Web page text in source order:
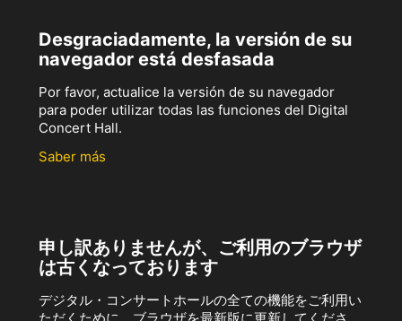
Desgraciadamente, la versión de su
navegador está desfasada
Por favor, actualice la versión de su navegador
para poder utilizar todas las funciones del Digital
Concert Hall.
Saber más
申し訳ありませんが、ご利用のブラウザ
は古くなっております
デジタル・コンサートホールの全ての機能をご利用い